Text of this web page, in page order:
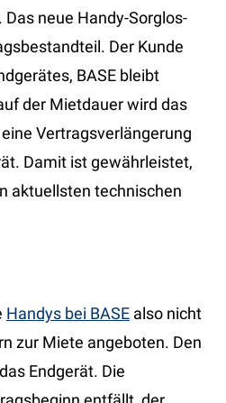
neue Handy-Sorglos-
Der Kunde
BASE bleibt
der Mietdauer wird das
Vertragsverlängerung
Damit ist gewährleistet,
aktuellsten technischen
Handys bei BASE also nicht
zur Miete angeboten. Den
Endgerät. Die